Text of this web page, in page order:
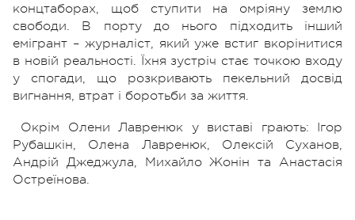
концтаборах, щоб ступити на омріяну землю
свободи. В порту до нього підходить інший
емігрант – журналіст, який уже встиг вкорінитися
в новій реальності. Їхня зустріч стає точкою входу
у спогади, що розкривають пекельний досвід
вигнання, втрат і боротьби за життя.
Окрім Олени Лавренюк у виставі грають: Ігор
Рубашкін, Олена Лавренюк, Олексій Суханов,
Андрій Джеджула, Михайло Жонін та Анастасія
Остреїнова.